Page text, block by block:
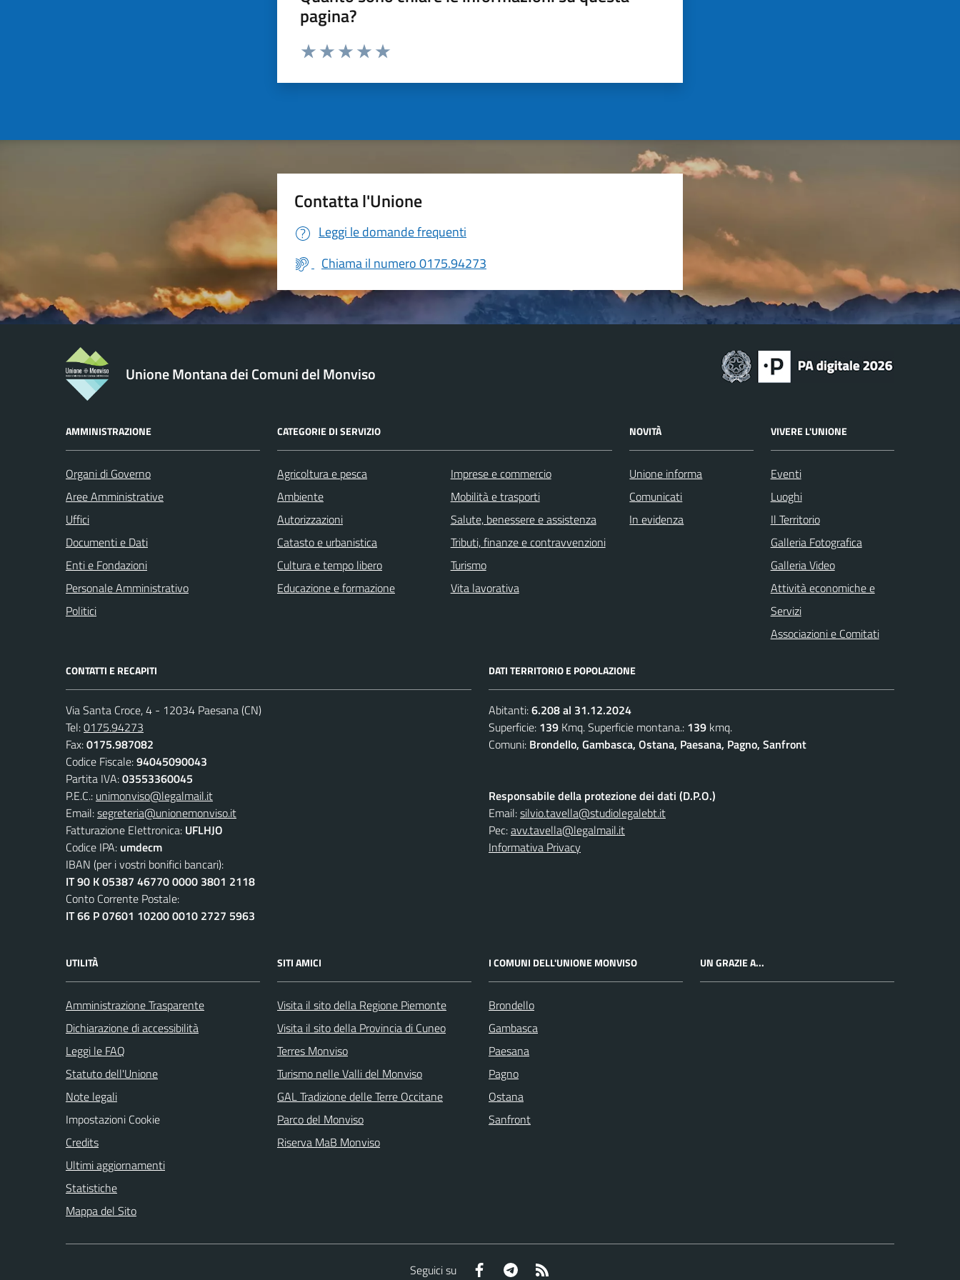
pagina?
Valuta da 1 a 5 stelle la pagina
Contatta l'Unione
Leggi le domande frequenti
Chiama il numero 0175.94273
Unione Montana dei Comuni del Monviso
AMMINISTRAZIONE
Organi di Governo
Aree Amministrative
Uffici
Documenti e Dati
Enti e Fondazioni
Personale Amministrativo
Politici
CATEGORIE DI SERVIZIO
Agricoltura e pesca
Ambiente
Autorizzazioni
Catasto e urbanistica
Cultura e tempo libero
Educazione e formazione
Imprese e commercio
Mobilità e trasporti
Salute, benessere e assistenza
Tributi, finanze e contravvenzioni
Turismo
Vita lavorativa
NOVITÀ
Unione informa
Comunicati
In evidenza
VIVERE L'UNIONE
Eventi
Luoghi
Il Territorio
Galleria Fotografica
Galleria Video
Attività economiche e
Servizi
Associazioni e Comitati
CONTATTI E RECAPITI
Via Santa Croce, 4 - 12034 Paesana (CN)
Tel:0175.94273
Fax:0175.987082
Codice Fiscale:94045090043
Partita IVA:03553360045
P.E.C.: unimonviso@legalmail.it
Email:segreteria@unionemonviso.it
Fatturazione Elettronica: UFLHJO
Codice IPA: umdecm
IBAN (per i vostri bonifici bancari):
IT 90 K 05387 46770 0000 3801 2118
Conto Corrente Postale:
IT 66 P 07601 10200 0010 2727 5963
DATI TERRITORIO E POPOLAZIONE
Abitanti:6.208 al 31.12.2024
Superficie: 139 Kmq. Superficie montana.: 139 kmq.
Comuni: Brondello, Gambasca, Ostana, Paesana, Pagno, Sanfront
Responsabile della protezione dei dati (D.P.O.)
Email:silvio.tavella@studiolegalebt.it
Pec:avv.tavella@legalmail.it
Informativa Privacy
UTILITÀ
Amministrazione Trasparente
Dichiarazione di accessibilità
Leggi le FAQ
Statuto dell'Unione
Note legali
Impostazioni Cookie
Credits
Ultimi aggiornamenti
Statistiche
Mappa del Sito
SITI AMICI
Visita il sito della Regione Piemonte
Visita il sito della Provincia di Cuneo
Terres Monviso
Turismo nelle Valli del Monviso
GAL Tradizione delle Terre Occitane
Parco del Monviso
Riserva MaB Monviso
I COMUNI DELL'UNIONE MONVISO
Brondello
Gambasca
Paesana
Pagno
Ostana
Sanfront
UN GRAZIE A...
Seguici su Facebook Telegram